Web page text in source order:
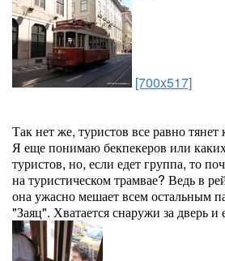
[700x517]
Так нет же, туристов все равно тянет
Я еще понимаю бекпекеров или
туристов, но, если едет группа, то
на туристическом трамвае? Ведь в
она ужасно мешает всем остальным
"Заяц". Хватается снаружи за дверь